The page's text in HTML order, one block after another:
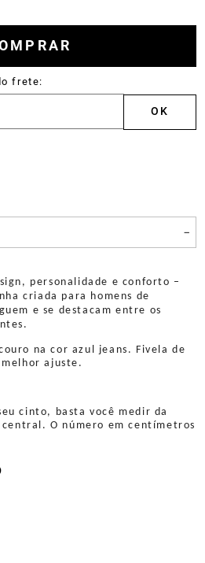
personalidade e conforto –
criada para homens de
e se destacam entre os
na cor azul jeans. Fivela de
ajuste.
cinto, basta você medir da
O número em centímetros